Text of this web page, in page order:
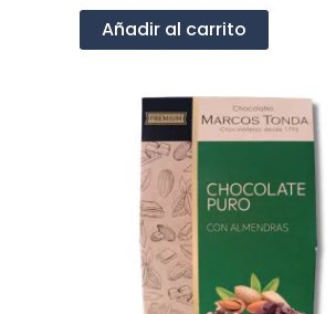
Añadir al carrito